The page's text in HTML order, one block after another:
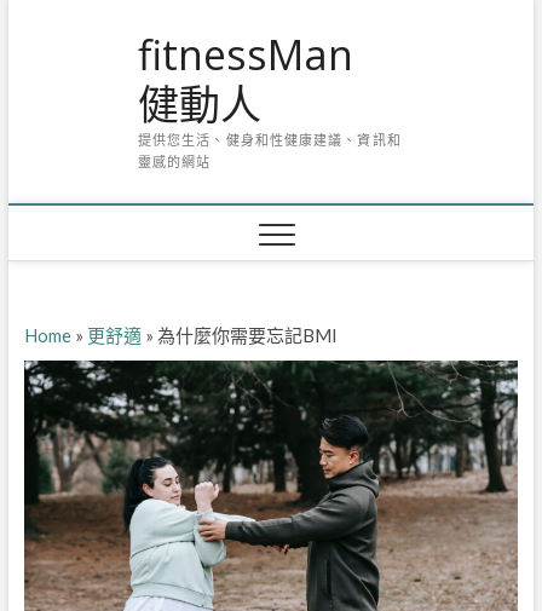
fitnessMan
健動人
提供您生活、健身和性健康建議、資訊和
靈感的網站
Home» 更舒適» 為什麼你需要忘記BMI